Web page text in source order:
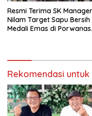
Resmi Terima SK
Nilam Target Sapu Bersih
Medali Emas di Porwanas
Rekomendasi untuk